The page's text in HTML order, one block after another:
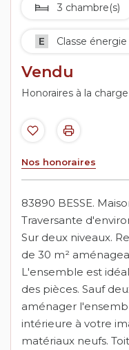
3 chambre(s)
E Classe énergie
Vendu
Honoraires à la
Nos honoraires
83890 BESSE.
Traversante
Sur deux niveaux.
de 30 m²
L'ensemble est
des pièces. Sauf
aménager
intérieure à votre
matériaux neufs.